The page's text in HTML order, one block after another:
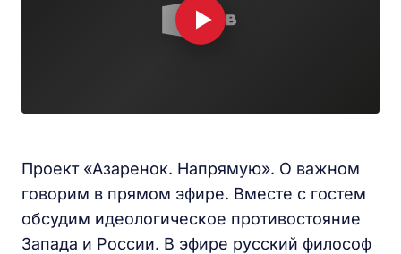
Проект «Азаренок. Напрямую». О важном
говорим в прямом эфире. Вместе с гостем
обсудим идеологическое противостояние
Запада и России. В эфире русский философ